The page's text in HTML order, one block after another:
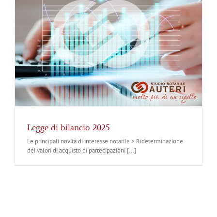
Legge di bilancio 2025
Le principali novità di interesse notarile > Rideterminazione
dei valori di acquisto di partecipazioni [...]